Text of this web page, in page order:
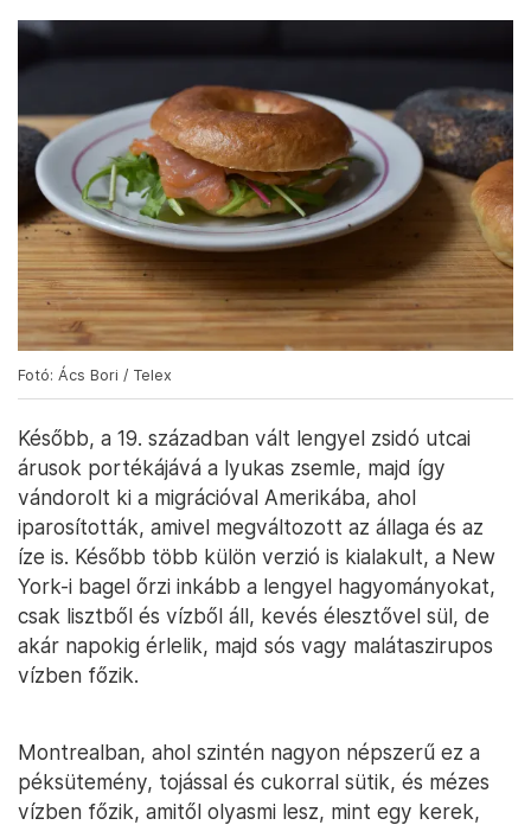
Fotó: Ács Bori / Telex
Később, a 19. században vált lengyel zsidó utcai
árusok portékájává a lyukas zsemle, majd így
vándorolt ki a migrációval Amerikába, ahol
iparosították, amivel megváltozott az állaga és az
íze is. Később több külön verzió is kialakult, a New
York-i bagel őrzi inkább a lengyel hagyományokat,
csak lisztből és vízből áll, kevés élesztővel sül, de
akár napokig érlelik, majd sós vagy malátaszirupos
vízben főzik.
Montrealban, ahol szintén nagyon népszerű ez a
péksütemény, tojással és cukorral sütik, és mézes
vízben főzik, amitől olyasmi lesz, mint egy kerek,